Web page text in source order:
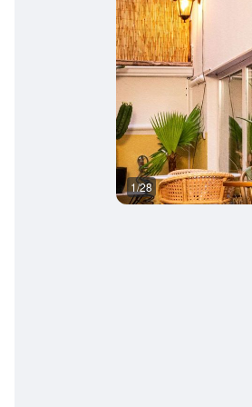
1/28